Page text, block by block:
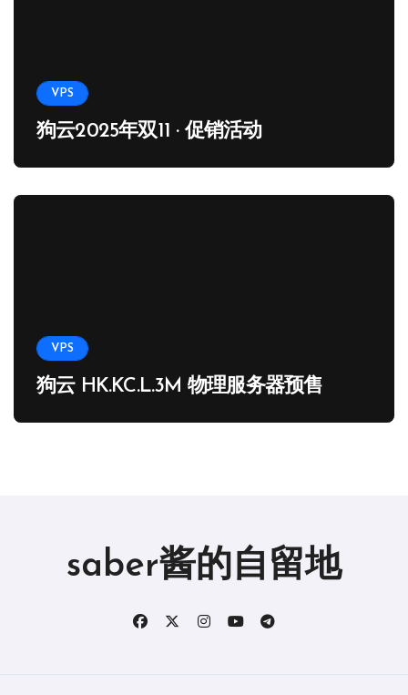
VPS
狗云2025年双11 · 促销活动
VPS
狗云 HK.KC.L.3M 物理服务器预售
saber酱的自留地